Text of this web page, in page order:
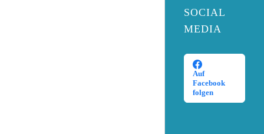
SOCIAL
MEDIA
Auf
Facebook
folgen